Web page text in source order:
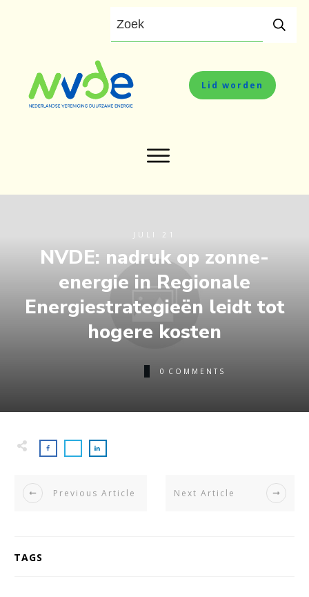
Lid worden
JULI 21
NVDE: nadruk op zonne-
energie in Regionale
Energiestrategieën leidt tot
hogere kosten
0 COMMENTS
Previous Article Next Article
TAGS